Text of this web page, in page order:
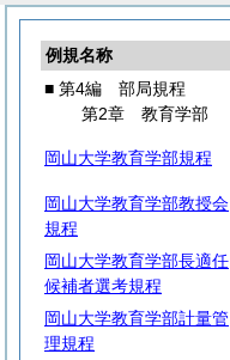
例規名称
■ 第4編 部局規程
第2章 教育学部
岡山大学教育学部規程
岡山大学教育学部教授会
規程
岡山大学教育学部長適任
候補者選考規程
岡山大学教育学部計量管
理規程